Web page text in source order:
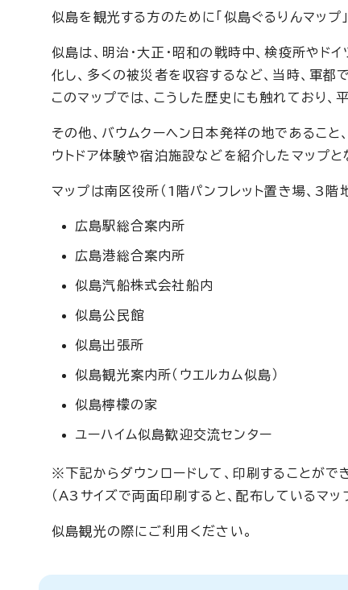
似島を観光する方のために「似島ぐるりんマップ
似島は、明治・大正・昭和の戦時中、検疫所や
化し、多くの被災者を収容するなど、当時、軍都
このマップでは、こうした歴史にも触れており、
その他、バウムクーヘン日本発祥の地であるこ
ウトドア体験や宿泊施設などを紹介したマップと
マップは南区役所（1階パンフレット置き場、3階
広島駅総合案内所
広島港総合案内所
似島汽船株式会社船内
似島公民館
似島出張所
似島観光案内所（ウエルカム似島）
似島檸檬の家
ユーハイム似島歓迎交流センター
※下記からダウンロードして、印刷することがで
（A3サイズで両面印刷すると、配布しているマッ
似島観光の際にご利用ください。